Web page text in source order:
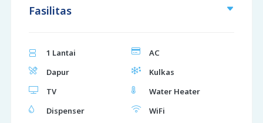
Fasilitas
1 Lantai
AC
Dapur
Kulkas
TV
Water Heater
Dispenser
WiFi